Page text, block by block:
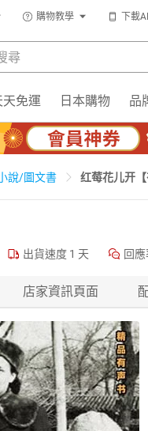
購物教學 下載
天免運 日本購物 品
說/圖文書 红莓花儿开【
出貨速度 1 天 回
店家資訊頁面